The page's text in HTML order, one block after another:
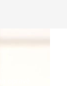
opravě.